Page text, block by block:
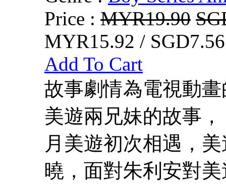
Price : MYR19.90
MYR15.92 /
Add To Cart
故事劇情為電視動
美遊兩兄妹的故事
月美遊初次相遇，
曉，面對朱利安對